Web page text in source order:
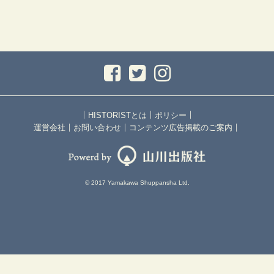
｜ HISTORISTとは ｜ ポリシー ｜
運営会社 ｜ お問い合わせ ｜ コンテンツ広告掲載のご案内 ｜
© 2017 Yamakawa Shuppansha Ltd.